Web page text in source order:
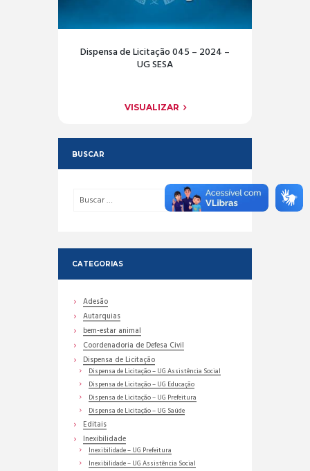
Dispensa de Licitação 045 – 2024 –
UG SESA
VISUALIZAR
BUSCAR
CATEGORIAS
Adesão
Autarquias
bem-estar animal
Coordenadoria de Defesa Civil
Dispensa de Licitação
Dispensa de Licitação – UG Assistência Social
Dispensa de Licitação – UG Educação
Dispensa de Licitação – UG Prefeitura
Dispensa de Licitação – UG Saúde
Editais
Inexibilidade
Inexibilidade – UG Prefeitura
Inexibilidade – UG Assistência Social